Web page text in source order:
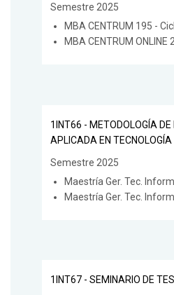
Semestre 2025
MBA CENTRUM 195 -
MBA CENTRUM ONLINE
1INT66 - METODOLOGÍA DE
APLICADA EN TECNOLOGÍA
Semestre 2025
Maestría Ger. Tec.
Maestría Ger. Tec.
1INT67 - SEMINARIO DE